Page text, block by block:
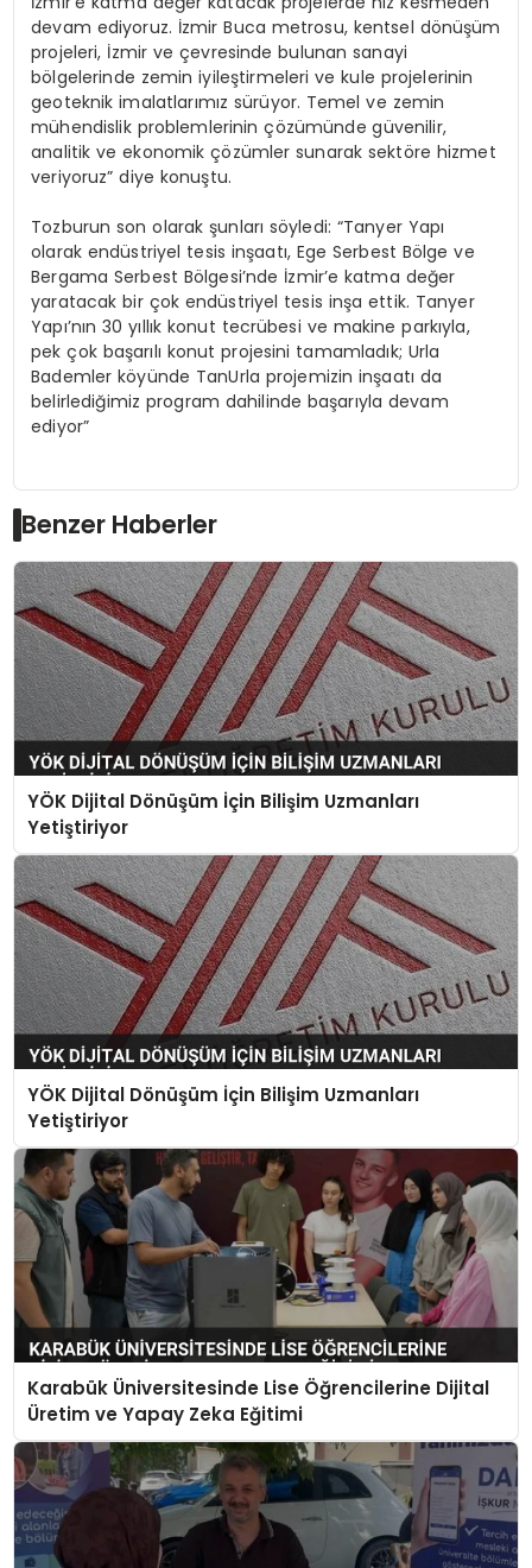
devam ediyoruz. İzmir Buca metrosu, kentsel dönüşüm
projeleri, İzmir ve çevresinde bulunan sanayi
bölgelerinde zemin iyileştirmeleri ve kule projelerinin
geoteknik imalatlarımız sürüyor. Temel ve zemin
mühendislik problemlerinin çözümünde güvenilir,
analitik ve ekonomik çözümler sunarak sektöre hizmet
veriyoruz” diye konuştu.
Tozburun son olarak şunları söyledi: “Tanyer Yapı
olarak endüstriyel tesis inşaatı, Ege Serbest Bölge ve
Bergama Serbest Bölgesi’nde İzmir’e katma değer
yaratacak bir çok endüstriyel tesis inşa ettik. Tanyer
Yapı’nın 30 yıllık konut tecrübesi ve makine parkıyla,
pek çok başarılı konut projesini tamamladık; Urla
Bademler köyünde TanUrla projemizin inşaatı da
belirlediğimiz program dahilinde başarıyla devam
ediyor”
Benzer Haberler
YÖK Dijital Dönüşüm İçin Bilişim Uzmanları
Yetiştiriyor
YÖK Dijital Dönüşüm İçin Bilişim Uzmanları
Yetiştiriyor
Karabük Üniversitesinde Lise Öğrencilerine Dijital
Üretim ve Yapay Zeka Eğitimi